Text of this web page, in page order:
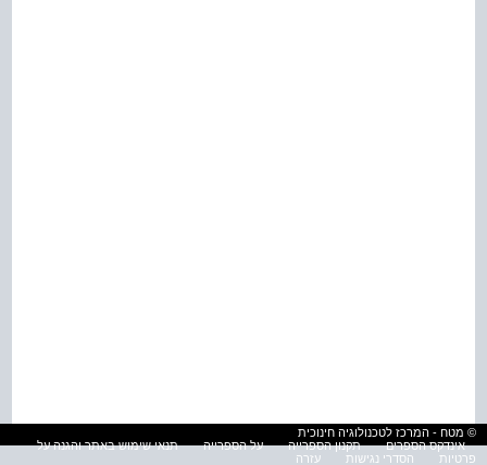
© מטח - המרכז לטכנולוגיה חינוכית
אינדקס הספרים
תקנון הספרייה על הספרייה
תנאי שימוש באתר והגנה על
פרטיות
הסדרי נגישות עזרה